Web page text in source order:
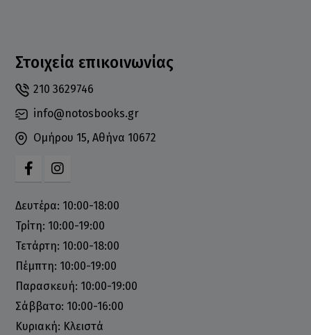
Στοιχεία επικοινωνίας
210 3629746
info@notosbooks.gr
Ομήρου 15, Αθήνα 10672
Δευτέρα: 10:00-18:00
Τρίτη: 10:00-19:00
Τετάρτη: 10:00-18:00
Πέμπτη: 10:00-19:00
Παρασκευή: 10:00-19:00
Σάββατο: 10:00-16:00
Κυριακή: Κλειστά